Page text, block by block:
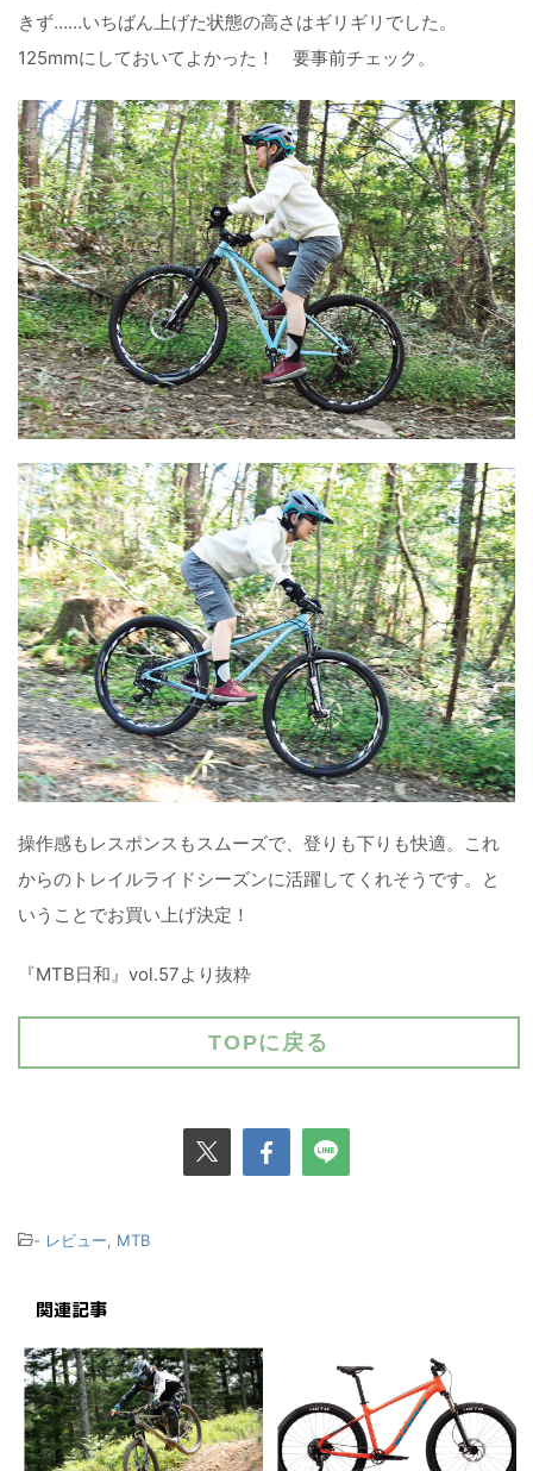
きず……いちばん上げた状態の高さはギリギリでした。
125mmにしておいてよかった！ 要事前チェック。
操作感もレスポンスもスムーズで、登りも下りも快適。これ
からのトレイルライドシーズンに活躍してくれそうです。と
いうことでお買い上げ決定！
『MTB日和』vol.57より抜粋
TOPに戻る
- レビュー MTB
関連記事